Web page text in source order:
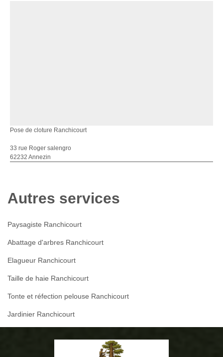
Pose de cloture Ranchicourt
33 rue Roger salengro
62232 Annezin
Autres services
Paysagiste Ranchicourt
Abattage d'arbres Ranchicourt
Elagueur Ranchicourt
Taille de haie Ranchicourt
Tonte et réfection pelouse Ranchicourt
Jardinier Ranchicourt